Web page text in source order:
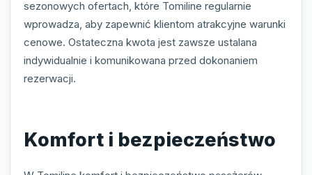
sezonowych ofertach, które Tomiline regularnie
wprowadza, aby zapewnić klientom atrakcyjne warunki
cenowe. Ostateczna kwota jest zawsze ustalana
indywidualnie i komunikowana przed dokonaniem
rezerwacji.
Komfort i bezpieczeństwo